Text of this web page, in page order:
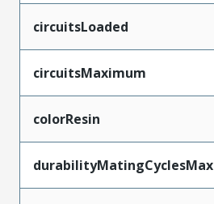
circuitsLoaded
circuitsMaximum
colorResin
durabilityMatingCyclesMax